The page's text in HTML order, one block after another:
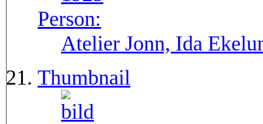
Person:
Atelier Jonn, Ida
Thumbnail